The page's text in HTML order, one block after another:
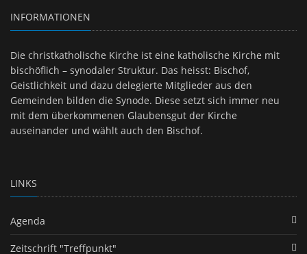
INFORMATIONEN
Die christkatholische Kirche ist eine katholische Kirche mit
bischöflich – synodaler Struktur. Das heisst: Bischof,
Geistlichkeit und dazu delegierte Mitglieder aus den
Gemeinden bilden die Synode. Diese setzt sich immer neu
mit dem überkommenen Glaubensgut der Kirche
auseinander und wählt auch den Bischof.
LINKS
Agenda
Zeitschrift "Treffpunkt"